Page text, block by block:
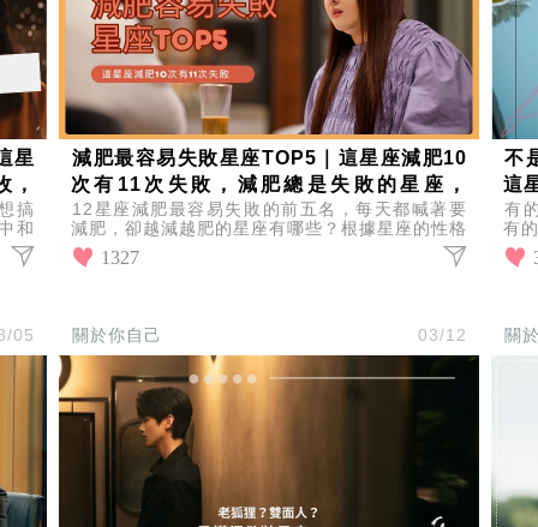
星
，
搞
和
座
減肥最容易失敗星座TOP5｜這星座減肥10
次有11次失敗，減肥總是失敗的星座，
TOP1一輩子也瘦不下來
12星座減肥最容易失敗的前五名，每天都喊著要
減肥，卻越減越肥的星座有哪些？根據星座的性格
分析，來看看12星座中減肥最難成功的星座有哪
些？
1327
不
這
易
有
有
不
05 關於你自己 03/12 關